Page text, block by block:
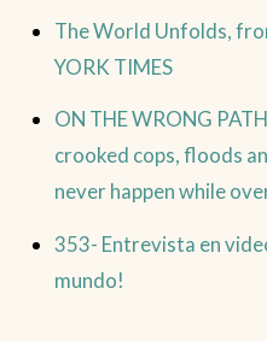
The World Unfolds,
YORK TIMES
ON THE WRONG
crooked cops, floods
never happen while
353- Entrevista en
mundo!